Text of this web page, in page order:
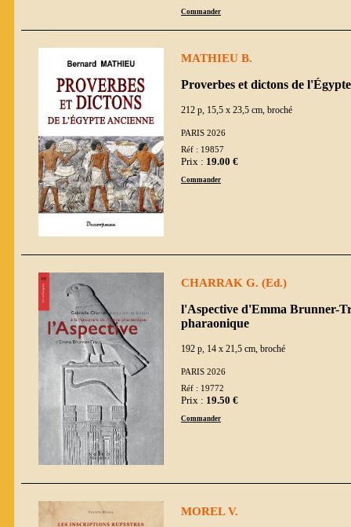
Commander
MATHIEU B.
Proverbes et dictons de
212 p, 15,5 x 23,5 cm, broché
PARIS 2026
Réf : 19857
Prix : 19.00 €
Commander
CHARRAK G. (Ed.)
l'Aspective d'Emma Brunner-
pharaonique
192 p, 14 x 21,5 cm, broché
PARIS 2026
Réf : 19772
Prix : 19.50 €
Commander
MOREL V.